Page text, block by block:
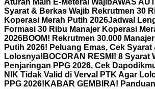
Aturan Main E-Meterai WajibAWAS
Syarat & Berkas Wajib Rekrutmen 30
Koperasi Merah Putih 2026Jadwal
Formasi 30 Ribu Manajer Koperasi
2026BOOM! Rekrutmen 30.000
Putih 2026! Peluang Emas, Cek Syarat
Lolosnya! BOCORAN RESMI! 8 Syarat
Penjaringan PPG 2026, Cek
NIK Tidak Valid di Verval PTK Agar
PPG 2026! KABAR GEMBIRA!